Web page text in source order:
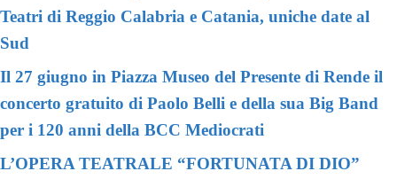
Teatri di Reggio Calabria e Catania, uniche date al
Sud
Il 27 giugno in Piazza Museo del Presente di Rende il
concerto gratuito di Paolo Belli e della sua Big Band
per i 120 anni della BCC Mediocrati
L’OPERA TEATRALE “FORTUNATA DI DIO”